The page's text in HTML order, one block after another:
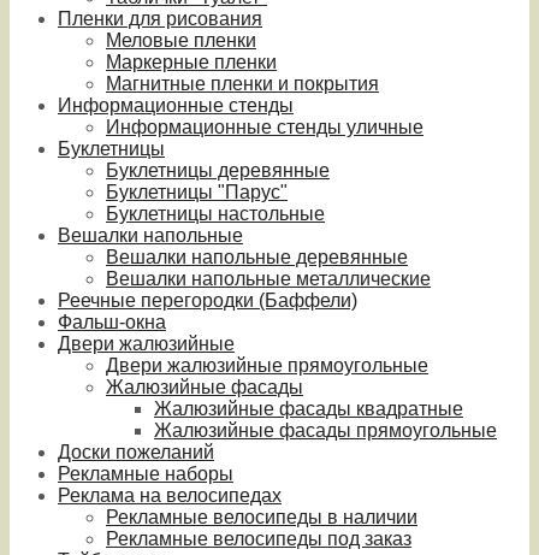
Пленки для рисования
Меловые пленки
Маркерные пленки
Магнитные пленки и покрытия
Информационные стенды
Информационные стенды уличные
Буклетницы
Буклетницы деревянные
Буклетницы "Парус"
Буклетницы настольные
Вешалки напольные
Вешалки напольные деревянные
Вешалки напольные металлические
Реечные перегородки (Баффели)
Фальш-окна
Двери жалюзийные
Двери жалюзийные прямоугольные
Жалюзийные фасады
Жалюзийные фасады квадратные
Жалюзийные фасады прямоугольные
Доски пожеланий
Рекламные наборы
Реклама на велосипедах
Рекламные велосипеды в наличии
Рекламные велосипеды под заказ